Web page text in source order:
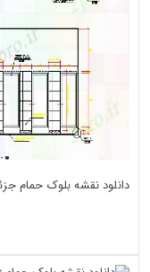
دانلود نقشه بلوک حمام